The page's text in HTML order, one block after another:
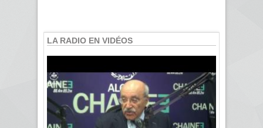
LA RADIO EN VIDÉOS